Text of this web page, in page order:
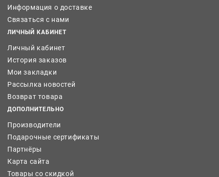
Информация о доставке
Связаться с нами
ЛИЧНЫЙ КАБИНЕТ
Личный кабинет
История заказов
Мои закладки
Рассылка новостей
Возврат товара
ДОПОЛНИТЕЛЬНО
Производители
Подарочные сертификаты
Партнёры
Карта сайта
Товары со скидкой